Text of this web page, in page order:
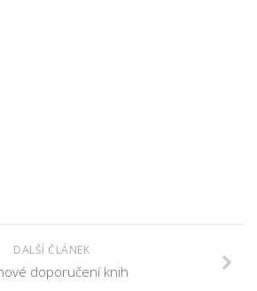
DALŠÍ ČLÁNEK
doporučení knih